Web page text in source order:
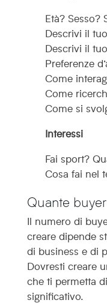
Età? Sesso?
Descrivi il
Descrivi il
Preferenze
Come
Come
Come si
Interessi
Fai sport?
Cosa fai nel
Quante
Il numero di
creare dipende
di business e di
Dovresti creare
che ti permetta
significativo.